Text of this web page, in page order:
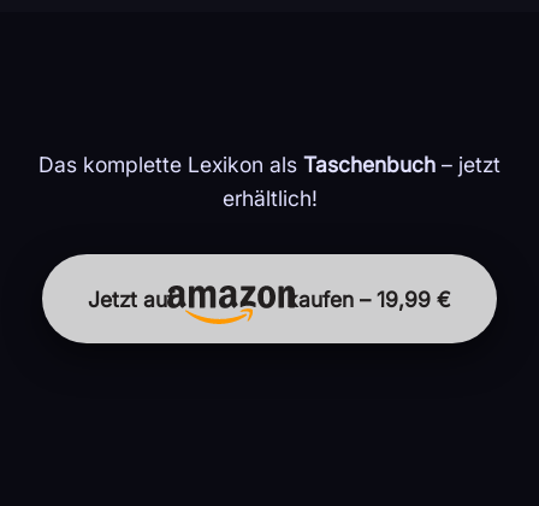
Das komplette Lexikon als Taschenbuch – jetzt
erhältlich!
Jetzt auf kaufen – 19,99 €